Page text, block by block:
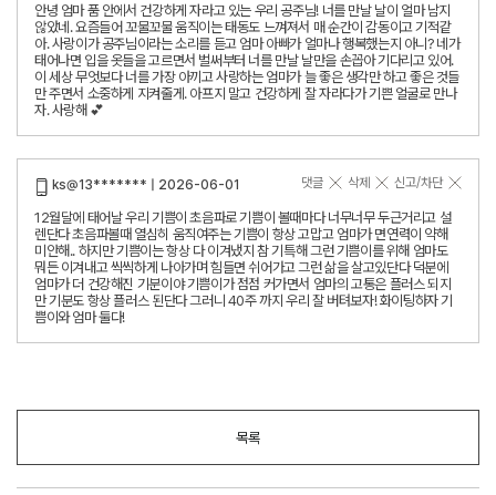
안녕 엄마 품 안에서 건강하게 자라고 있는 우리 공주님! 너를 만날 날이 얼마 남지
않았네. 요즘들어 꼬물꼬물 움직이는 태동도 느껴져서 매 순간이 감동이고 기적같
아. 사랑이가 공주님이라는 소리를 듣고 엄마 아빠가 얼마나 행복했는지 아니? 네가
태어나면 입을 옷들을 고르면서 벌써부터 너를 만날 날만을 손꼽아 기다리고 있어.
이 세상 무엇보다 너를 가장 아끼고 사랑하는 엄마가 늘 좋은 생각만 하고 좋은 것들
만 주면서 소중하게 지켜줄게. 아프지 말고 건강하게 잘 자라다가 기쁜 얼굴로 만나
자. 사랑해 💕
ks@13******* | 2026-06-01 신고/차단
삭제
댓글
12월달에 태어날 우리 기쁨이 초음파로 기쁨이 볼때마다 너무너무 두근거리고 설
렌단다 초음파볼때 열심히 움직여주는 기쁨이 항상 고맙고 엄마가 면연력이 약해
미안해.. 하지만 기쁨이는 항상 다 이겨냈지 참 기특해 그런 기쁨이를 위해 엄마도
뭐든 이겨내고 씩씩하게 나아가며 힘들면 쉬어가고 그런 삶을 살고있단다 덕분에
엄마가 더 건강해진 기분이야 기쁨이가 점점 커가면서 엄마의 고통은 플러스 되지
만 기분도 항상 플러스 된단다 그러니 40주 까지 우리 잘 버텨보자! 화이팅하자 기
쁨이와 엄마 둘다!
목록